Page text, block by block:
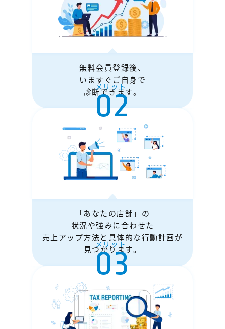
無料会員登録後、
いますぐご自身で
診断できます。
メリット
02
「あなたの店舗」の
状況や強みに合わせた
売上アップ方法と具体的な行動計画が
見つかります。
メリット
03